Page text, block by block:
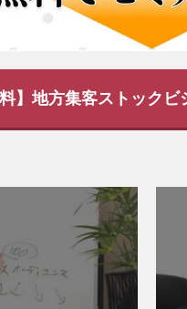
料】地方集客ストック